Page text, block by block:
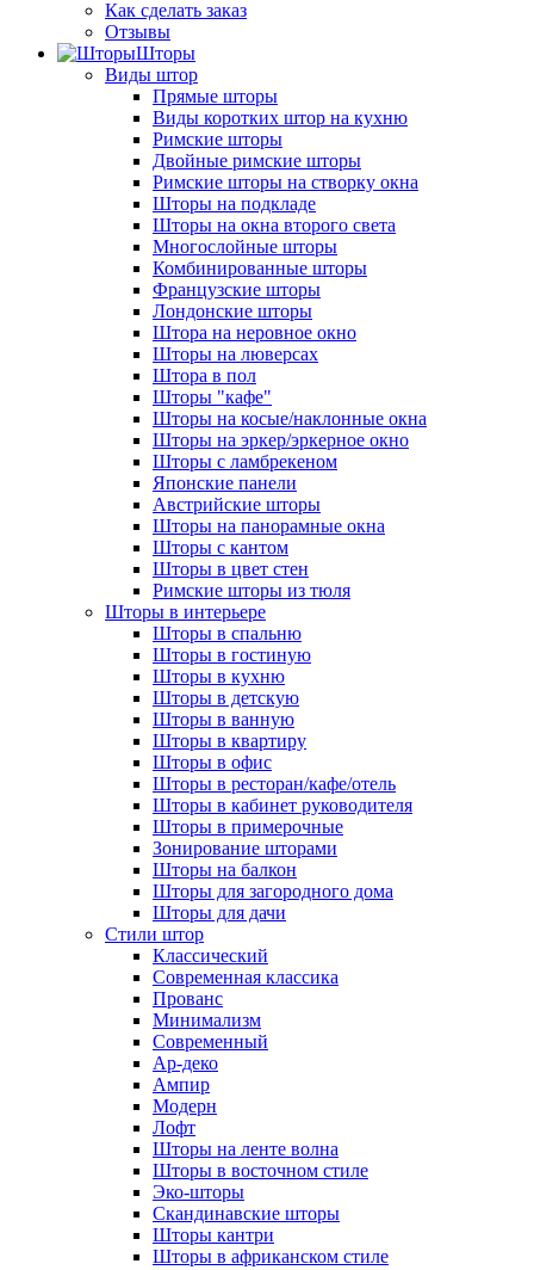
Как сделать заказ
Отзывы
Шторы
Виды штор
Прямые шторы
Виды коротких штор на кухню
Римские шторы
Двойные римские шторы
Римские шторы на створку окна
Шторы на подкладе
Шторы на окна второго света
Многослойные шторы
Комбинированные шторы
Французские шторы
Лондонские шторы
Штора на неровное окно
Шторы на люверсах
Штора в пол
Шторы "кафе"
Шторы на косые/наклонные окна
Шторы на эркер/эркерное окно
Шторы с ламбрекеном
Японские панели
Австрийские шторы
Шторы на панорамные окна
Шторы с кантом
Шторы в цвет стен
Римские шторы из тюля
Шторы в интерьере
Шторы в спальню
Шторы в гостиную
Шторы в кухню
Шторы в детскую
Шторы в ванную
Шторы в квартиру
Шторы в офис
Шторы в ресторан/кафе/отель
Шторы в кабинет руководителя
Шторы в примерочные
Зонирование шторами
Шторы на балкон
Шторы для загородного дома
Шторы для дачи
Стили штор
Классический
Современная классика
Прованс
Минимализм
Современный
Ар-деко
Ампир
Модерн
Лофт
Шторы на ленте волна
Шторы в восточном стиле
Эко-шторы
Скандинавские шторы
Шторы кантри
Шторы в африканском стиле